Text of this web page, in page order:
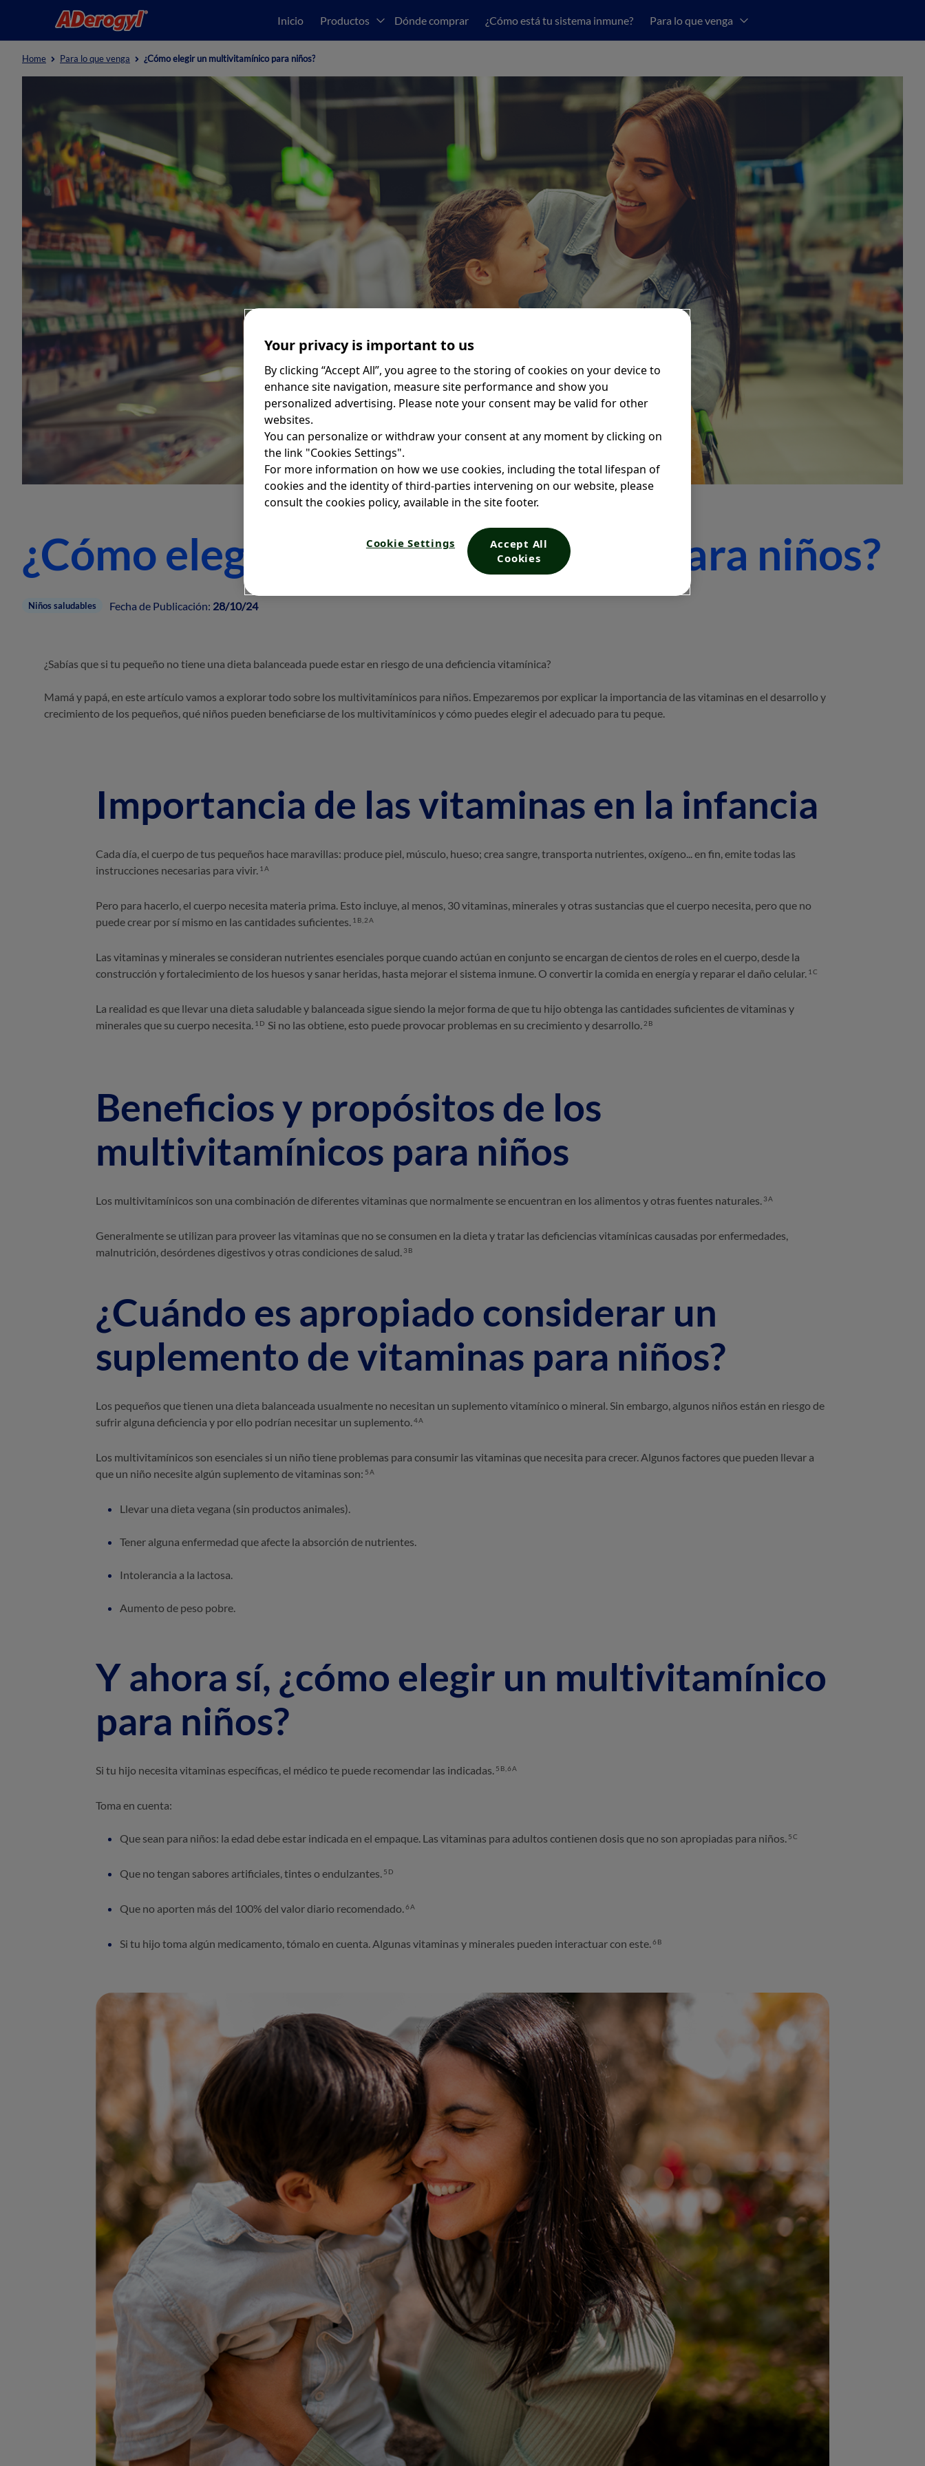
Inicio Productos Dónde comprar ¿Cómo está tu sistema inmune? Para lo que venga
Home Para lo que venga ¿Cómo elegir un multivitamínico para niños?
¿Cómo elegir un multivitamínico para niños?
Niños saludables Fecha de Publicación: 28/10/24
¿Sabías que si tu pequeño no tiene una dieta balanceada puede estar en riesgo de una deficiencia vitamínica?
Mamá y papá, en este artículo vamos a explorar todo sobre los multivitamínicos para niños. Empezaremos por explicar la importancia de las vitaminas en el desarrollo y
crecimiento de los pequeños, qué niños pueden beneficiarse de los multivitamínicos y cómo puedes elegir el adecuado para tu peque.
Importancia de las vitaminas en la infancia
Cada día, el cuerpo de tus pequeños hace maravillas: produce piel, músculo, hueso; crea sangre, transporta nutrientes, oxígeno... en fin, emite todas las
instrucciones necesarias para vivir. 1A
Pero para hacerlo, el cuerpo necesita materia prima. Esto incluye, al menos, 30 vitaminas, minerales y otras sustancias que el cuerpo necesita, pero que no
puede crear por sí mismo en las cantidades suficientes. 1B,2A
Las vitaminas y minerales se consideran nutrientes esenciales porque cuando actúan en conjunto se encargan de cientos de roles en el cuerpo, desde la
construcción y fortalecimiento de los huesos y sanar heridas, hasta mejorar el sistema inmune. O convertir la comida en energía y reparar el daño celular. 1C
La realidad es que llevar una dieta saludable y balanceada sigue siendo la mejor forma de que tu hijo obtenga las cantidades suficientes de vitaminas y
minerales que su cuerpo necesita. 1D Si no las obtiene, esto puede provocar problemas en su crecimiento y desarrollo. 2B
Beneficios y propósitos de los
multivitamínicos para niños
Los multivitamínicos son una combinación de diferentes vitaminas que normalmente se encuentran en los alimentos y otras fuentes naturales. 3A
Generalmente se utilizan para proveer las vitaminas que no se consumen en la dieta y tratar las deficiencias vitamínicas causadas por enfermedades,
malnutrición, desórdenes digestivos y otras condiciones de salud. 3B
¿Cuándo es apropiado considerar un
suplemento de vitaminas para niños?
Los pequeños que tienen una dieta balanceada usualmente no necesitan un suplemento vitamínico o mineral. Sin embargo, algunos niños están en riesgo de
sufrir alguna deficiencia y por ello podrían necesitar un suplemento. 4A
Los multivitamínicos son esenciales si un niño tiene problemas para consumir las vitaminas que necesita para crecer. Algunos factores que pueden llevar a
que un niño necesite algún suplemento de vitaminas son: 5A
Llevar una dieta vegana (sin productos animales).
Tener alguna enfermedad que afecte la absorción de nutrientes.
Intolerancia a la lactosa.
Aumento de peso pobre.
Y ahora sí, ¿cómo elegir un multivitamínico
para niños?
Si tu hijo necesita vitaminas específicas, el médico te puede recomendar las indicadas. 5B,6A
Toma en cuenta:
Que sean para niños: la edad debe estar indicada en el empaque. Las vitaminas para adultos contienen dosis que no son apropiadas para niños. 5C
Que no tengan sabores artificiales, tintes o endulzantes. 5D
Que no aporten más del 100% del valor diario recomendado. 6A
Si tu hijo toma algún medicamento, tómalo en cuenta. Algunas vitaminas y minerales pueden interactuar con este. 6B
Your privacy is important to us
By clicking “Accept All”, you agree to the storing of cookies on your device to
enhance site navigation, measure site performance and show you
personalized advertising. Please note your consent may be valid for other
websites.
You can personalize or withdraw your consent at any moment by clicking on
the link "Cookies Settings".
For more information on how we use cookies, including the total lifespan of
cookies and the identity of third-parties intervening on our website, please
consult the cookies policy, available in the site footer.
Cookie Settings
Accept All
Cookies